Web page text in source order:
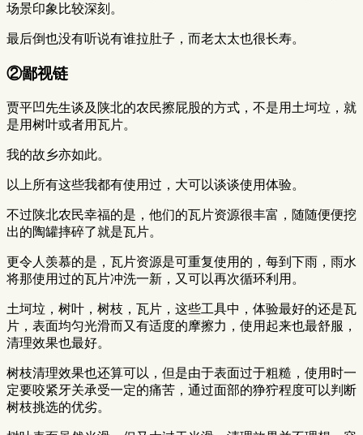
场景印象比较深刻。
最后倒也没有听说有谁拉肚子，而老太太也很长寿。
②鄙视链
贾平凹先生谈及陕北的农民擦屁股的方式，不是用土坷垃，就
是用树叶或者用瓦片。
我的故乡亦如此。
以上所有这些我都有使用过，大可以谈谈使用体验。
不过陕北农民幸福的是，他们的瓦片资源很丰富，随随便便挖
出的陶罐摔碎了就是瓦片。
更令人羡慕的是，瓦片资源是可重复使用的，每到下雨，雨水
将那使用过的瓦片冲洗一新，又可以再次循环利用。
土坷垃，树叶，树枝，瓦片，这些工具中，体验最好的还是瓦
片，表面均匀光滑而又有适度的摩擦力，使用起来也最舒服，
清理效果也最好。
树枝清理效果也还算可以，但是由于表面过于粗糙，使用时一
定要咬紧牙关承受一定的痛苦，通过面部的狰狞程度可以判断
树枝挑选的优劣。